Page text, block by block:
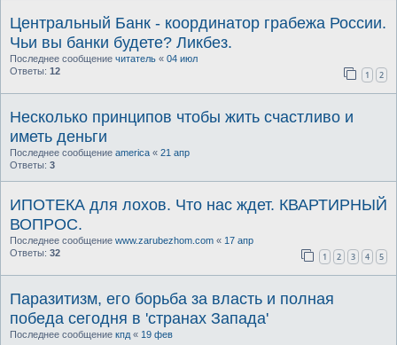
Центральный Банк - координатор грабежа России.
Чьи вы банки будете? Ликбез.
Последнее сообщение читатель « 04 июл
Ответы: 12 1 2
Несколько принципов чтобы жить счастливо и
иметь деньги
Последнее сообщение america « 21 апр
Ответы: 3
ИПОТЕКА для лохов. Что нас ждет. КВАРТИРНЫЙ
ВОПРОС.
Последнее сообщение www.zarubezhom.com « 17 апр
Ответы: 32 1 2 3 4 5
Паразитизм, его борьба за власть и полная
победа сегодня в 'странах Запада'
Последнее сообщение кпд « 19 фев